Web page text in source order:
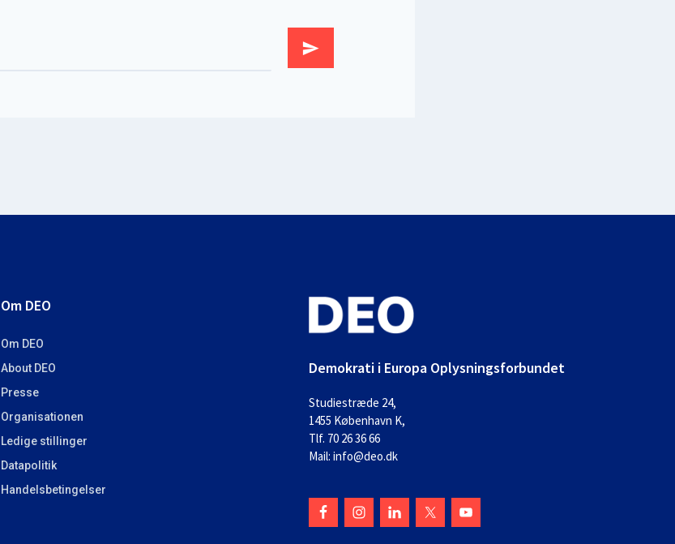
Tilmeld
Om DEO
Om DEO
About DEO
Presse
Organisationen
Ledige stillinger
Datapolitik
Handelsbetingelser
Demokrati i Europa Oplysningsforbundet
Studiestræde 24,
1455 København K,
Tlf. 70 26 36 66
Mail: info@deo.dk